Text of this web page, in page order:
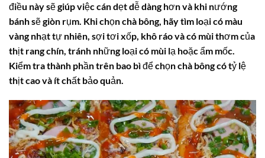
điều này sẽ giúp việc cán dẹt dễ dàng hơn và khi nướng
bánh sẽ giòn rụm. Khi chọn chà bông, hãy tìm loại có màu
vàng nhạt tự nhiên, sợi tơi xốp, khô ráo và có mùi thơm của
thịt rang chín, tránh những loại có mùi lạ hoặc ẩm mốc.
Kiểm tra thành phần trên bao bì để chọn chà bông có tỷ lệ
thịt cao và ít chất bảo quản.